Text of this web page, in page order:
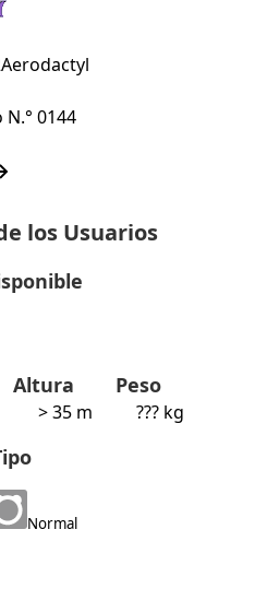
Aerodactyl
N.° 0144
Altura
> 35 m
Peso
??? kg
Normal
los Usuarios